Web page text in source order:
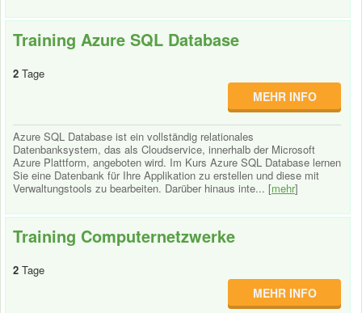
Training Azure SQL Database
2 Tage
MEHR INFO
Azure SQL Database ist ein vollständig relationales
Datenbanksystem, das als Cloudservice, innerhalb der Microsoft
Azure Plattform, angeboten wird. Im Kurs Azure SQL Database lernen
Sie eine Datenbank für Ihre Applikation zu erstellen und diese mit
Verwaltungstools zu bearbeiten. Darüber hinaus inte... [mehr]
Training Computernetzwerke
2 Tage
MEHR INFO